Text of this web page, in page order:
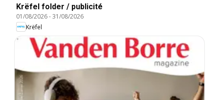
Krëfel folder / publicité
01/08/2026-31/08/2026
Krëfel